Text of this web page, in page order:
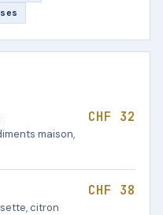
maison,
CHF 32
citron
CHF 38